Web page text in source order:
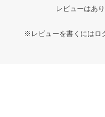
レビューはあり
※レビューを書くにはロ